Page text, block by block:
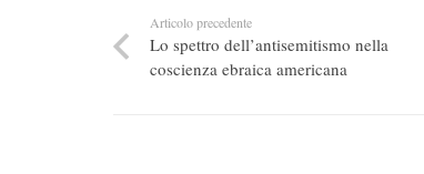
Articolo precedente
Lo spettro dell’antisemitismo nella
coscienza ebraica americana